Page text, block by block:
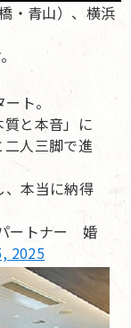
・青山）、横浜
ト。
と本音」に
人三脚で進
、本当に納得
ートナー 婚
2025